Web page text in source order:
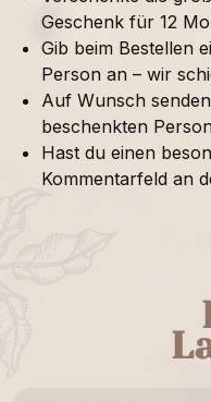
Geschenk für 12
Gib beim Bestellen
Person an – wir
Auf Wunsch
beschenkten
Hast du einen
Kommentarfeld an